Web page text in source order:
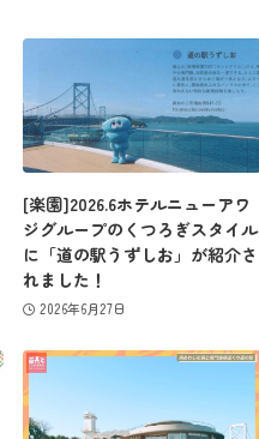
[楽園]2026.6ホテルニューアワ
ジグループのくつろぎスタイル
に「道の駅うずしお」が紹介さ
れました！
2026年6月27日